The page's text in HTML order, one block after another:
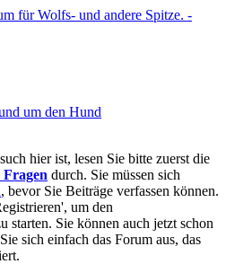
um den Hund
hier ist, lesen Sie bitte zuerst die
Fragen durch. Sie müssen sich
, bevor Sie Beiträge verfassen können.
um den
starten. Sie können auch jetzt schon
sich einfach das Forum aus, das